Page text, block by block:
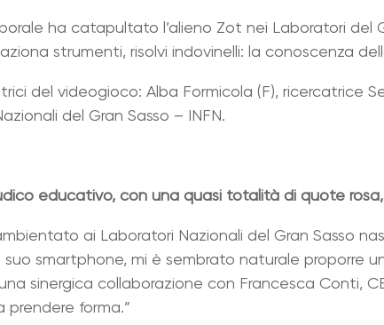
ha catapultato l’alieno Zot nei Laboratori del
strumenti, risolvi indovinelli: la conoscenza
del videogioco: Alba Formicola (F), ricercatrice
del Gran Sasso – INFN.
educativo, con una quasi totalità di quote rosa,
ai Laboratori Nazionali del Gran Sasso
smartphone, mi è sembrato naturale proporre
sinergica collaborazione con Francesca Conti,
prendere forma.”